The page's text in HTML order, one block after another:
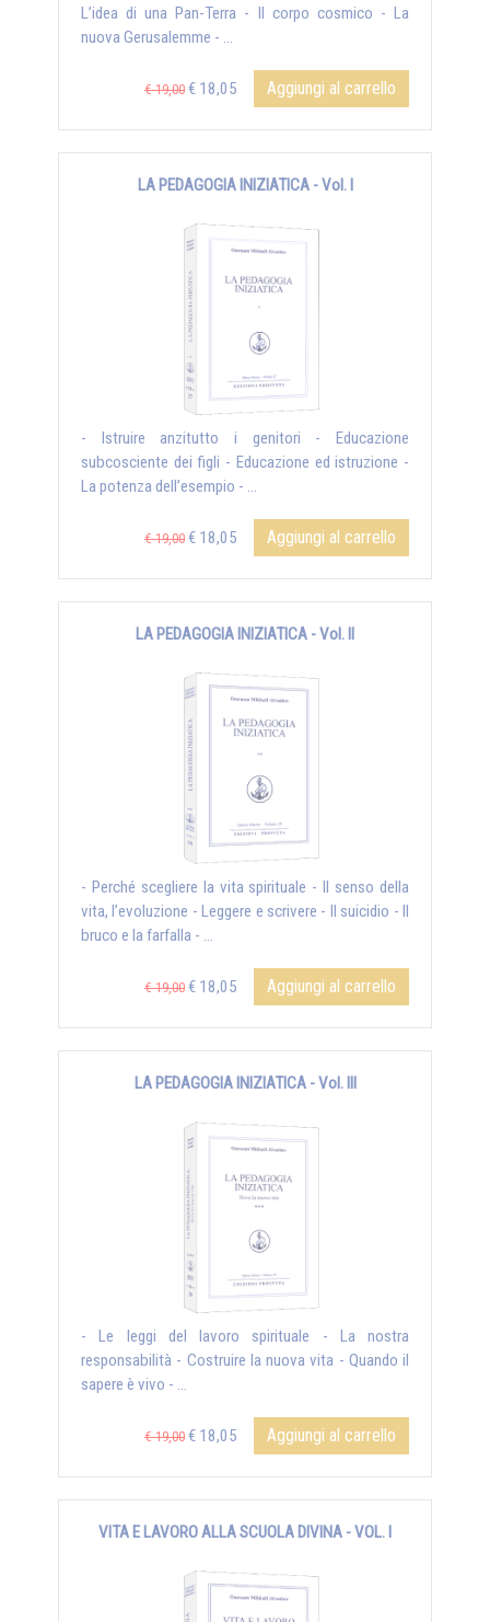
L’idea di una Pan-Terra - Il corpo cosmico - La
nuova Gerusalemme - ...
€ 19,00 € 18,05 Aggiungi al carrello
LA PEDAGOGIA INIZIATICA - Vol. I
- Istruire anzitutto i genitori - Educazione
subcosciente dei figli - Educazione ed istruzione -
La potenza dell’esempio - ...
€ 19,00 € 18,05 Aggiungi al carrello
LA PEDAGOGIA INIZIATICA - Vol. II
- Perché scegliere la vita spirituale - Il senso della
vita, l’evoluzione - Leggere e scrivere - Il suicidio - Il
bruco e la farfalla - ...
€ 19,00 € 18,05 Aggiungi al carrello
LA PEDAGOGIA INIZIATICA - Vol. III
- Le leggi del lavoro spirituale - La nostra
responsabilità - Costruire la nuova vita - Quando il
sapere è vivo - ...
€ 19,00 € 18,05 Aggiungi al carrello
VITA E LAVORO ALLA SCUOLA DIVINA - VOL. I